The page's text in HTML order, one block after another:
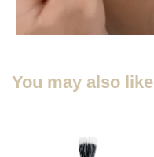
You may also like